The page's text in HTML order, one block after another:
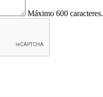
Máximo 600 caracteres.